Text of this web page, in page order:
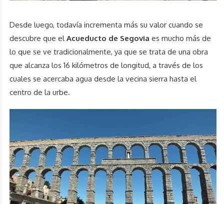
Desde luego, todavía incrementa más su valor cuando se
descubre que elAcueducto de Segovia es mucho más de
lo que se ve tradicionalmente, ya que se trata de una obra
que alcanza los 16 kilómetros de longitud, a través de los
cuales se acercaba agua desde la vecina sierra hasta el
centro de la urbe.